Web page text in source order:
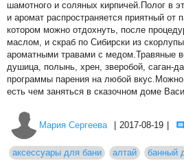
шамотного и соляных кирпичей.Полог в
и аромат распространяется приятный от
котором можно отдохнуть, после
маслом, и скраб по Сибирски из
ароматными травами с медом.Травяные
душица, полынь, хрен, зверобой, саган-
программы парения на любой
есть чем заняться в сказочном доме
Мария Сергеева 2017-08-19
аксессуары для бани алтай
банный